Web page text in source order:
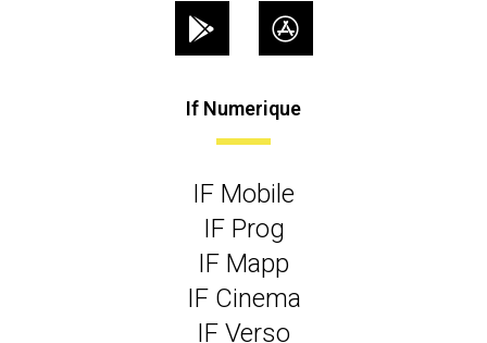
If Numerique
IF Mobile
IF Prog
IF Mapp
IF Cinema
IF Verso